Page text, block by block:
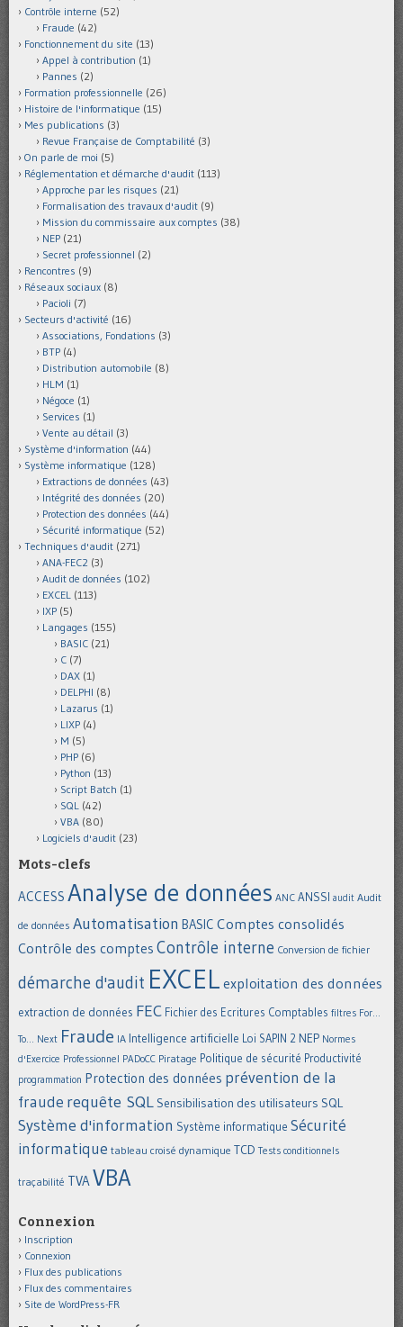
Contrôle interne (52)
Fraude (42)
Fonctionnement du site (13)
Appel à contribution (1)
Pannes (2)
Formation professionnelle (26)
Histoire de l'informatique (15)
Mes publications (3)
Revue Française de Comptabilité (3)
On parle de moi (5)
Réglementation et démarche d'audit (113)
Approche par les risques (21)
Formalisation des travaux d'audit (9)
Mission du commissaire aux comptes (38)
NEP (21)
Secret professionnel (2)
Rencontres (9)
Réseaux sociaux (8)
Pacioli (7)
Secteurs d'activité (16)
Associations, Fondations (3)
BTP (4)
Distribution automobile (8)
HLM (1)
Négoce (1)
Services (1)
Vente au détail (3)
Système d'information (44)
Système informatique (128)
Extractions de données (43)
Intégrité des données (20)
Protection des données (44)
Sécurité informatique (52)
Techniques d'audit (271)
ANA-FEC2 (3)
Audit de données (102)
EXCEL (113)
IXP (5)
Langages (155)
BASIC (21)
C (7)
DAX (1)
DELPHI (8)
Lazarus (1)
LIXP (4)
M (5)
PHP (6)
Python (13)
Script Batch (1)
SQL (42)
VBA (80)
Logiciels d'audit (23)
Mots-clefs
ACCESS Analyse de données ANC ANSSI audit Audit
de données Automatisation BASIC Comptes consolidés
Contrôle des comptes Contrôle interne Conversion de fichier
démarche d'audit EXCEL exploitation des données
extraction de données FEC Fichier des Ecritures Comptables filtres For...
To... Next Fraude IA Intelligence artificielle Loi SAPIN 2 NEP Normes
d'Exercice Professionnel PADoCC Piratage Politique de sécurité Productivité
programmation Protection des données prévention de la
fraude requête SQL Sensibilisation des utilisateurs SQL
Système d'information Système informatique Sécurité
informatique tableau croisé dynamique TCD Tests conditionnels
traçabilité TVA VBA
Connexion
Inscription
Connexion
Flux des publications
Flux des commentaires
Site de WordPress-FR